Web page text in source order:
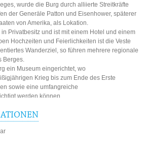
wurde die Burg durch alliierte Streitkräfte
der Generäle Patton und Eisenhower, späterer
von Amerika, als Lokation.
Privatbesitz und ist mit einem Hotel und einem
Hochzeiten und Feierlichkeiten ist die Veste
Wanderziel, so führen mehrere regionale
Berges.
ein Museum eingerichtet, wo
Krieg bis zum Ende des Erste
sowie eine umfangreiche
werden können.